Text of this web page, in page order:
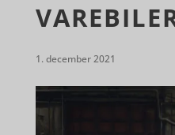
1. december 2021